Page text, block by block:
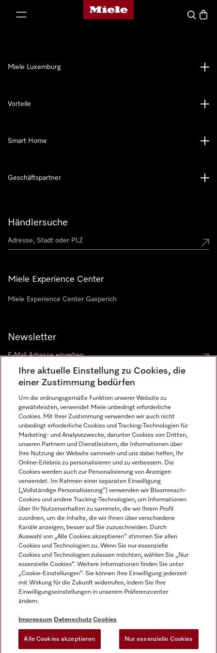
Miele-Homepage
Suche
Händlersuche
Miele Experience Center
Miele Experience Center Gasperich
Newsletter
Sprache
DEUTSCH
Miele Luxemburg
Vorteile
Smart Home
Geschäftspartner
Impressum
AGB
Datenschutz
Nutzungsbedingungen
Gesetzen über digitale Dienste
Cookie-Einstellungen
Miele auf Instagram
Miele auf Youtube
Ihre aktuelle Einstellung zu Cookies, die
einer Zustimmung bedürfen
Um die ordnungsgemäße Funktion unserer Website zu
gewährleisten, verwendet Miele unbedingt erforderliche
Cookies. Mit Ihrer Zustimmung verwenden wir auch nicht
unbedingt erforderliche Cookies und Tracking-Technologien für
Marketing- und Analysezwecke, darunter Cookies von Dritten,
unseren Partnern und Dienstleistern, die Informationen über
Ihre Nutzung der Website sammeln und uns dabei helfen, Ihr
Online-Erlebnis zu personalisieren und zu verbessern. Die
Cookies werden auch zur Personalisierung von Anzeigen
verwendet. Im Rahmen einer separaten Einwilligung
(„Vollständige Personalisierung“) verwenden wir Bloomreach-
Cookies und andere Tracking-Technologien, um Informationen
über Ihr Nutzerverhalten zu sammeln, die wir Ihrem Profil
zuordnen, um die Inhalte, die wir Ihnen über verschiedene
Kanäle anzeigen, besser auf Sie zuzuschneiden. Durch
Auswahl von „Alle Cookies akzeptieren“ stimmen Sie allen
Cookies und Technologien zu. Wenn Sie nur essenzielle
Cookies und Technologien zulassen möchten, wählen Sie „Nur
essenzielle Cookies“. Weitere Informationen finden Sie unter
„Cookie-Einstellungen“. Sie können Ihre Einwilligung jederzeit
mit Wirkung für die Zukunft widerrufen, indem Sie Ihre
Einwilligungseinstellungen in unserem Präferenzcenter
ändern.
Impressum Datenschutz Cookies
Alle Cookies akzeptieren Nur essenzielle Cookies